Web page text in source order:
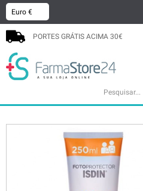
PORTES GRÁTIS ACIMA 30€
x
MAMÃ E
HIGIENE
BEM-